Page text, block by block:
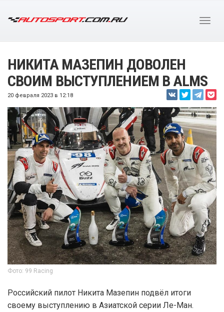
НИКИТА МАЗЕПИН ДОВОЛЕН
СВОИМ ВЫСТУПЛЕНИЕМ В ALMS
20 февраля 2023 в 12:18
Фото: 99 Racing
Российский пилот Никита Мазепин подвёл итоги
своему выступлению в Азиатской серии Ле-Ман.